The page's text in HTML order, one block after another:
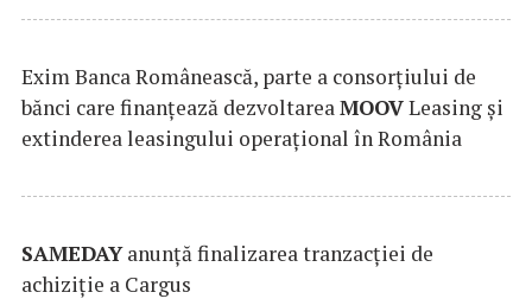
Exim Banca Românească, parte a consorțiului de
bănci care finanțează dezvoltareaMOOVLeasing și
extinderea leasingului operațional în România
SAMEDAYanunță finalizarea tranzacției de
achiziție a Cargus